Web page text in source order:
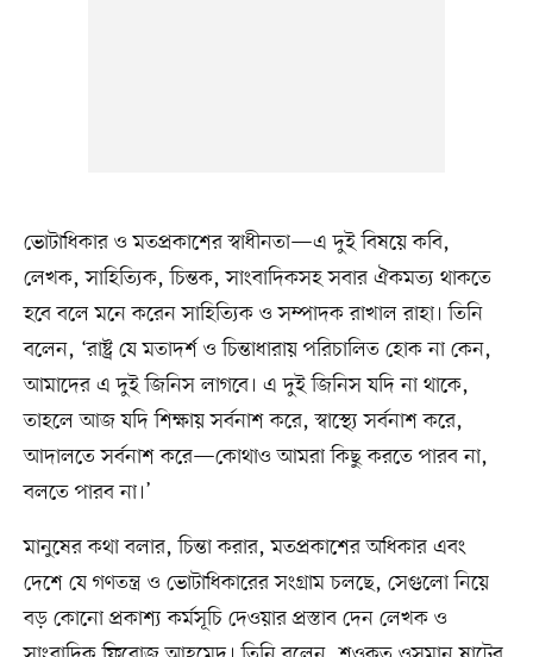
ভোটাধিকার ও মতপ্রকাশের স্বাধীনতা—এ দুই বিষয়ে কবি,
লেখক, সাহিত্যিক, চিন্তক, সাংবাদিকসহ সবার ঐকমত্য থাকতে
হবে বলে মনে করেন সাহিত্যিক ও সম্পাদক রাখাল রাহা। তিনি
বলেন, ‘রাষ্ট্র যে মতাদর্শ ও চিন্তাধারায় পরিচালিত হোক না কেন,
আমাদের এ দুই জিনিস লাগবে। এ দুই জিনিস যদি না থাকে,
তাহলে আজ যদি শিক্ষায় সর্বনাশ করে, স্বাস্থ্যে সর্বনাশ করে,
আদালতে সর্বনাশ করে—কোথাও আমরা কিছু করতে পারব না,
বলতে পারব না।’
মানুষের কথা বলার, চিন্তা করার, মতপ্রকাশের অধিকার এবং
দেশে যে গণতন্ত্র ও ভোটাধিকারের সংগ্রাম চলছে, সেগুলো নিয়ে
বড় কোনো প্রকাশ্য কর্মসূচি দেওয়ার প্রস্তাব দেন লেখক ও